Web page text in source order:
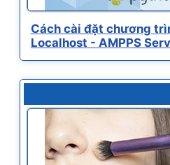
Cách cài đặt chương
Localhost - AMPPS